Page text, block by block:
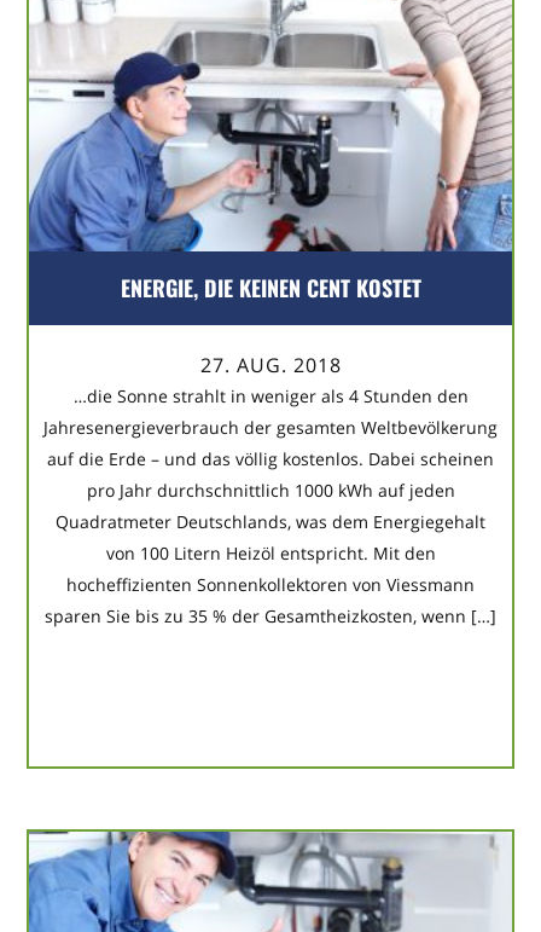
ENERGIE, DIE KEINEN CENT KOSTET
27. AUG. 2018
…die Sonne strahlt in weniger als 4 Stunden den
Jahresenergieverbrauch der gesamten Weltbevölkerung
auf die Erde – und das völlig kostenlos. Dabei scheinen
pro Jahr durchschnittlich 1000 kWh auf jeden
Quadratmeter Deutschlands, was dem Energiegehalt
von 100 Litern Heizöl entspricht. Mit den
hocheffizienten Sonnenkollektoren von Viessmann
sparen Sie bis zu 35 % der Gesamtheizkosten, wenn […]